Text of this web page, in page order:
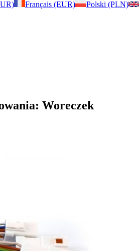
Français (EUR) Polski (PLN)
Woreczek